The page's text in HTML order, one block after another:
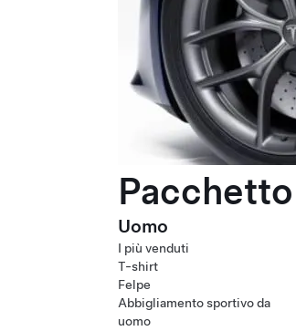
Uomo
I più venduti
T-shirt
Felpe
Abbigliamento sportivo da
uomo